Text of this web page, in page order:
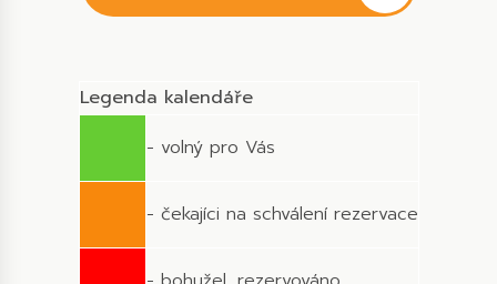
Legenda kalendáře
- volný pro Vás
- čekajíci na schválení rezervace